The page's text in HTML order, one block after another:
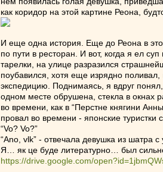
как коридор на этой картине Реона,
И еще одна история. Еще до Реона в
по пути в ресторан. И вот, когда я ел
тарелки, на улице разразился
поубавился, хотя еще изрядно
экспедицию. Поднимаясь, я вдруг
одном месте обрушена, стекла в окнах
во времени, как в “Перстне княгини
провал во времени - японские туристки
“Vo? Vo?”
“Ano, vlk” - отвечала девушка из шатра с
Я… як це буде литературно… был
https://drive.google.com/